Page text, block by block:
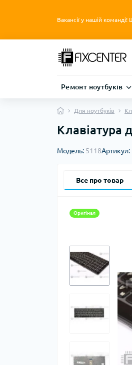
Вакансії у нашій
Ремонт ноутбуків
Для ноутбуків
Клавіатура
Модель: 5118Артикул:
Все про товар
Оригінал